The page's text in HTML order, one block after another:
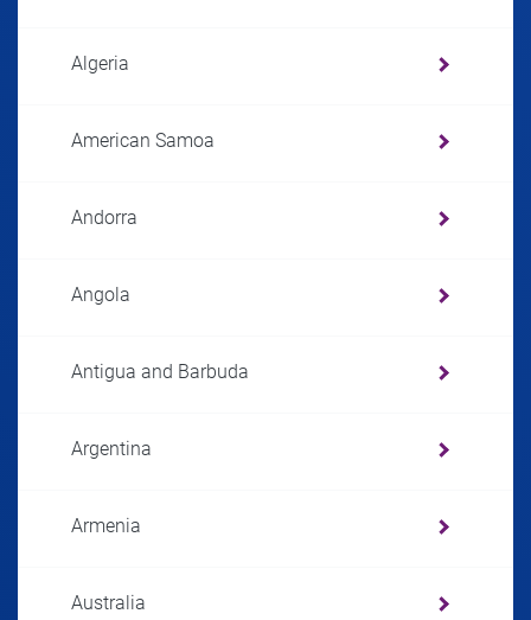
Algeria
American Samoa
Andorra
Angola
Antigua and Barbuda
Argentina
Armenia
Australia